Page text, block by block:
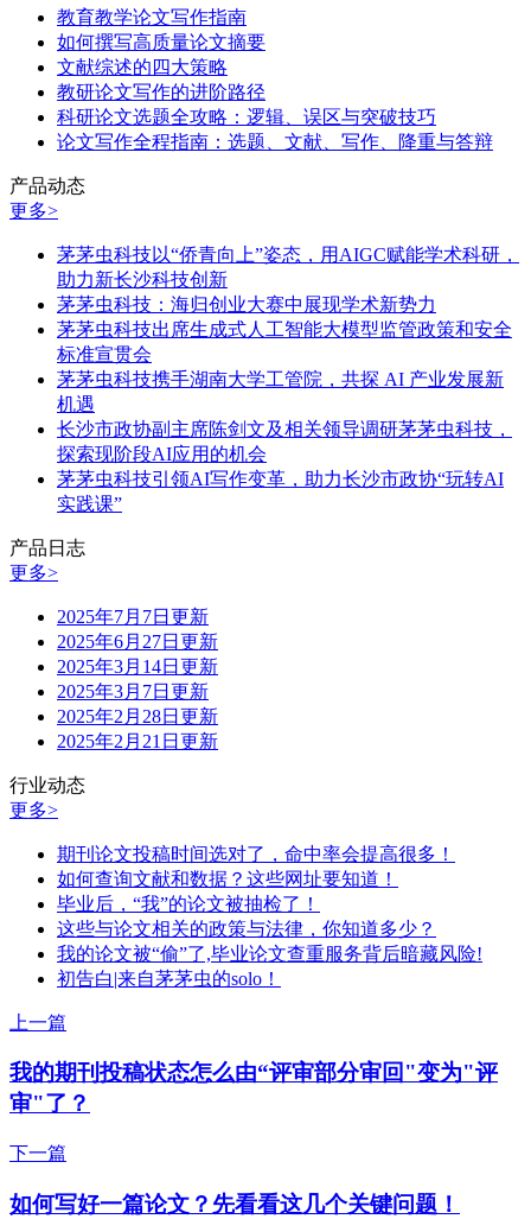
教育教学论文写作指南
如何撰写高质量论文摘要
文献综述的四大策略
教研论文写作的进阶路径
科研论文选题全攻略：逻辑、误区与突破技巧
论文写作全程指南：选题、文献、写作、降重与答辩
产品动态
更多>
茅茅虫科技以“侨青向上”姿态，用AIGC赋能学术科研，
助力新长沙科技创新
茅茅虫科技：海归创业大赛中展现学术新势力
茅茅虫科技出席生成式人工智能大模型监管政策和安全
标准宣贯会
茅茅虫科技携手湖南大学工管院，共探 AI 产业发展新
机遇
长沙市政协副主席陈剑文及相关领导调研茅茅虫科技，
探索现阶段AI应用的机会
茅茅虫科技引领AI写作变革，助力长沙市政协“玩转AI
实践课”
产品日志
更多>
2025年7月7日更新
2025年6月27日更新
2025年3月14日更新
2025年3月7日更新
2025年2月28日更新
2025年2月21日更新
行业动态
更多>
期刊论文投稿时间选对了，命中率会提高很多！
如何查询文献和数据？这些网址要知道！
毕业后，“我”的论文被抽检了！
这些与论文相关的政策与法律，你知道多少？
我的论文被“偷”了,毕业论文查重服务背后暗藏风险!
初告白|来自茅茅虫的solo！
上一篇
我的期刊投稿状态怎么由“评审部分审回"变为"评
审"了？
下一篇
如何写好一篇论文？先看看这几个关键问题！